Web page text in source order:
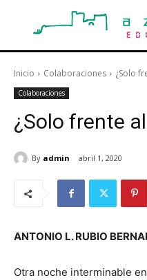
Inicio Colaboraciones ¿Solo
Colaboraciones
¿Solo frente
By admin abril 1, 2020
ANTONIO L. RUBIO
Otra noche interminable